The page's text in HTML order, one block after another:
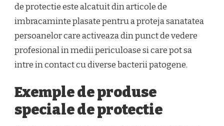
de protectie este alcatuit din articole de
imbracaminte plasate pentru a proteja sanatatea
persoanelor care activeaza din punct de vedere
profesional in medii periculoase si care pot sa
intre in contact cu diverse bacterii patogene.
Exemple de produse
speciale de protectie